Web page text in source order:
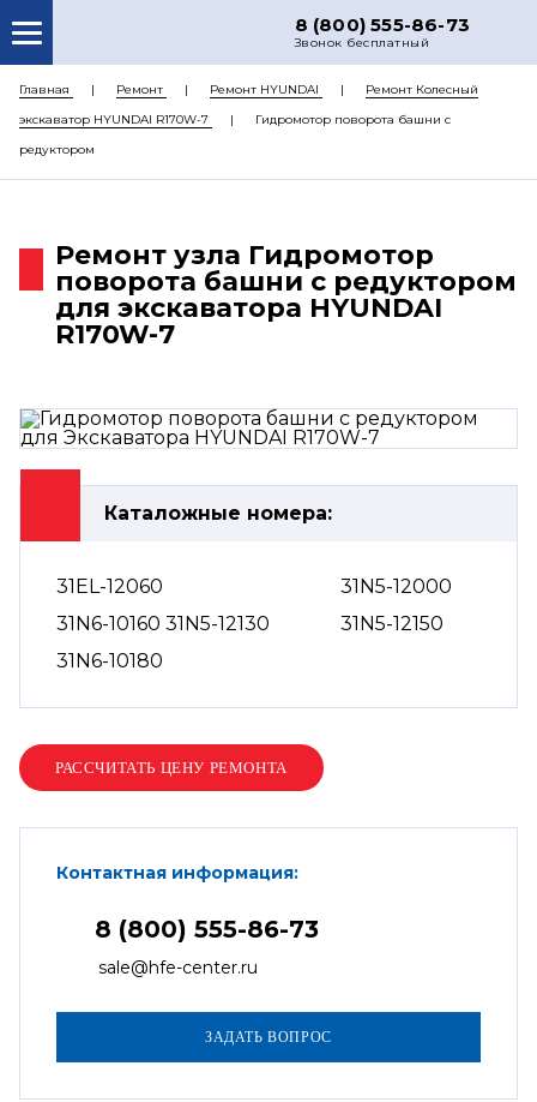
8 (800) 555-86-73
Звонок бесплатный
О НАС
КАТАЛОГ ЗАПЧАСТЕЙ
РЕМОНТ
ЦЕНЫ
КОНТАКТЫ
Главная Ремонт Ремонт HYUNDAI
Ремонт Колесный
экскаватор HYUNDAI R170W-7
Гидромотор поворота башни с
редуктором
Ремонт узла Гидромотор
поворота башни с редуктором
для экскаватора HYUNDAI
R170W-7
Каталожные номера:
31EL-12060
31N5-12000
31N6-10160 31N5-12130
31N5-12150
31N6-10180
Контактная информация:
8 (800) 555-86-73
sale@hfe-center.ru